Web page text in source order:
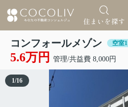
コンフォールメゾン 空室1
5.6万円 管理/共益費 8,000円
1/16